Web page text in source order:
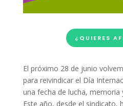
¿QUIERES
El próximo 28 de junio
para reivindicar el Día
una fecha de lucha, memoria
Este año, desde el sindicato,